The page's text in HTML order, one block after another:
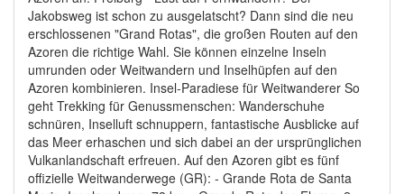
Jakobsweg ist schon zu ausgelatscht? Dann sind die neu
erschlossenen "Grand Rotas", die großen Routen auf den
Azoren die richtige Wahl. Sie können einzelne Inseln
umrunden oder Weitwandern und Inselhüpfen auf den
Azoren kombinieren. Insel-Paradiese für Weitwanderer So
geht Trekking für Genussmenschen: Wanderschuhe
schnüren, Inselluft schnuppern, fantastische Ausblicke auf
das Meer erhaschen und sich dabei an der ursprünglichen
Vulkanlandschaft erfreuen. Auf den Azoren gibt es fünf
offizielle Weitwanderwege (GR): - Grande Rota de Santa